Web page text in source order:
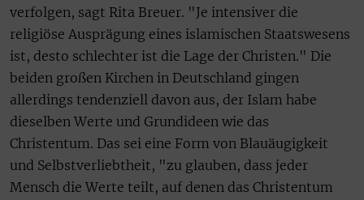
verfolgen, sagt Rita Breuer. "Je intensiver die
religiöse Ausprägung eines islamischen Staatswesens
ist, desto schlechter ist die Lage der Christen." Die
beiden großen Kirchen in Deutschland gingen
allerdings tendenziell davon aus, der Islam habe
dieselben Werte und Grundideen wie das
Christentum. Das sei eine Form von Blauäugigkeit
und Selbstverliebtheit, "zu glauben, dass jeder
Mensch die Werte teilt, auf denen das Christentum